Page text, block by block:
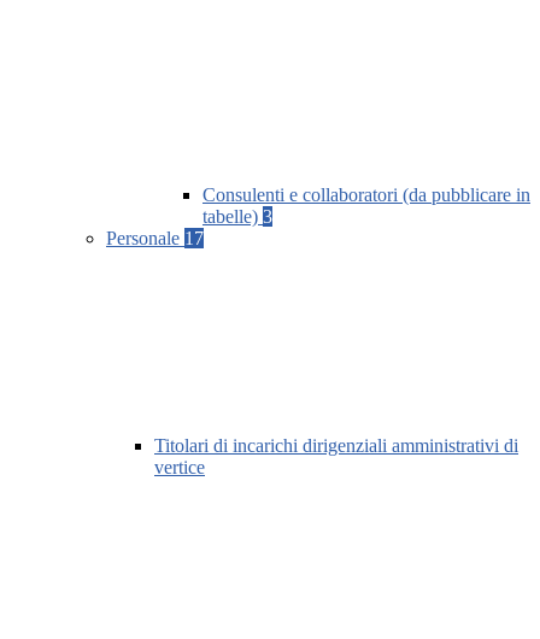
Consulenti e collaboratori (da pubblicare in
tabelle) 3
Personale 17
Titolari di incarichi dirigenziali amministrativi di
vertice